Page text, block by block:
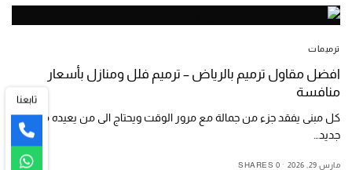
ترميمات
افضل مقاول ترميم بالرياض – ترميم فلل ومنازل بأسعار
منافسة
كل مبنى يفقد جزء من جمالة مع مرور الوقت ويحتاج الى من يعيده من
جديد…
مارس 29, 2026 0 SHARES
تابعنا